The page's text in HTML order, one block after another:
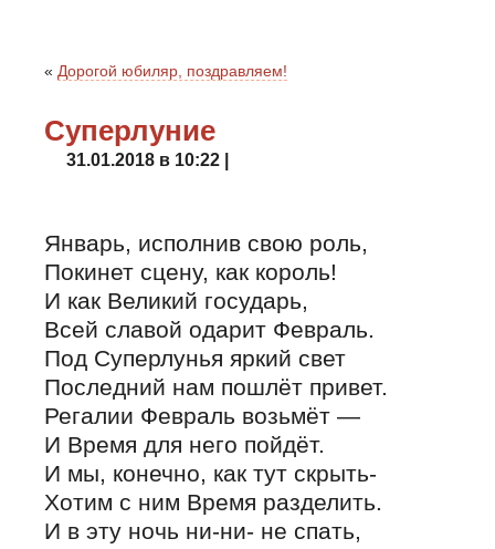
« Дорогой юбиляр, поздравляем!
Суперлуние
31.01.2018 в 10:22 |
Январь, исполнив свою роль,
Покинет сцену, как король!
И как Великий государь,
Всей славой одарит Февраль.
Под Суперлунья яркий свет
Последний нам пошлёт привет.
Регалии Февраль возьмёт —
И Время для него пойдёт.
И мы, конечно, как тут скрыть-
Хотим с ним Время разделить.
И в эту ночь ни-ни- не спать,